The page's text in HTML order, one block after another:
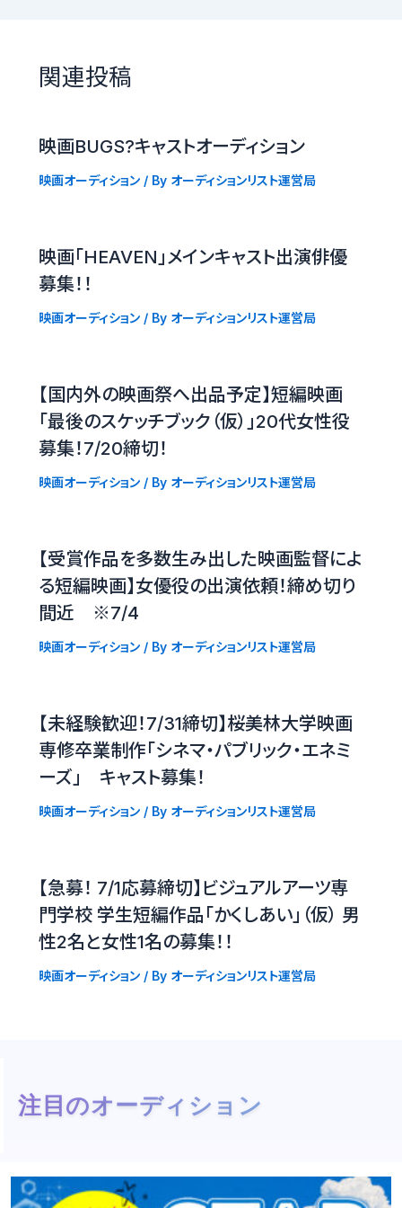
関連投稿
映画BUGS?キャストオーディション
映画オーディション/ By オーディションリスト運営局
映画「HEAVEN」メインキャスト出演俳優
募集！！
映画オーディション/ By オーディションリスト運営局
【国内外の映画祭へ出品予定】短編映画
「最後のスケッチブック（仮）」20代女性役
募集！7/20締切！
映画オーディション/ By オーディションリスト運営局
【受賞作品を多数生み出した映画監督によ
る短編映画】女優役の出演依頼！締め切り
間近 ※7/4
映画オーディション/ By オーディションリスト運営局
【未経験歓迎！7/31締切】桜美林大学映画
専修卒業制作「シネマ・パブリック・エネミ
ーズ」 キャスト募集！
映画オーディション/ By オーディションリスト運営局
【急募！ 7/1応募締切】ビジュアルアーツ専
門学校 学生短編作品「かくしあい」（仮） 男
性2名と女性1名の募集！！
映画オーディション/ By オーディションリスト運営局
注目のオーディション